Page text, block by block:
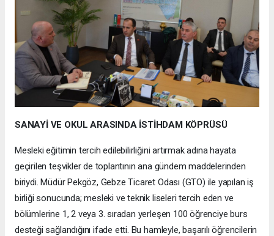
SANAYİ VE OKUL ARASINDA İSTİHDAM KÖPRÜSÜ
Mesleki eğitimin tercih edilebilirliğini artırmak adına hayata
geçirilen teşvikler de toplantının ana gündem maddelerinden
biriydi. Müdür Pekgöz, Gebze Ticaret Odası (GTO) ile yapılan iş
birliği sonucunda; mesleki ve teknik liseleri tercih eden ve
bölümlerine 1, 2 veya 3. sıradan yerleşen 100 öğrenciye burs
desteği sağlandığını ifade etti. Bu hamleyle, başarılı öğrencilerin